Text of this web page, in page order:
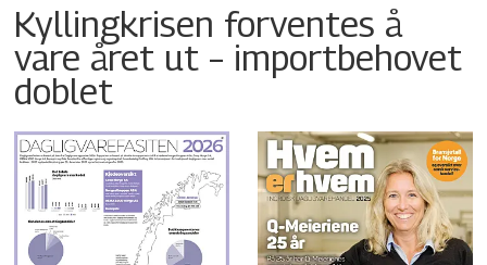
Kyllingkrisen forventes å
vare året ut – importbehovet
doblet